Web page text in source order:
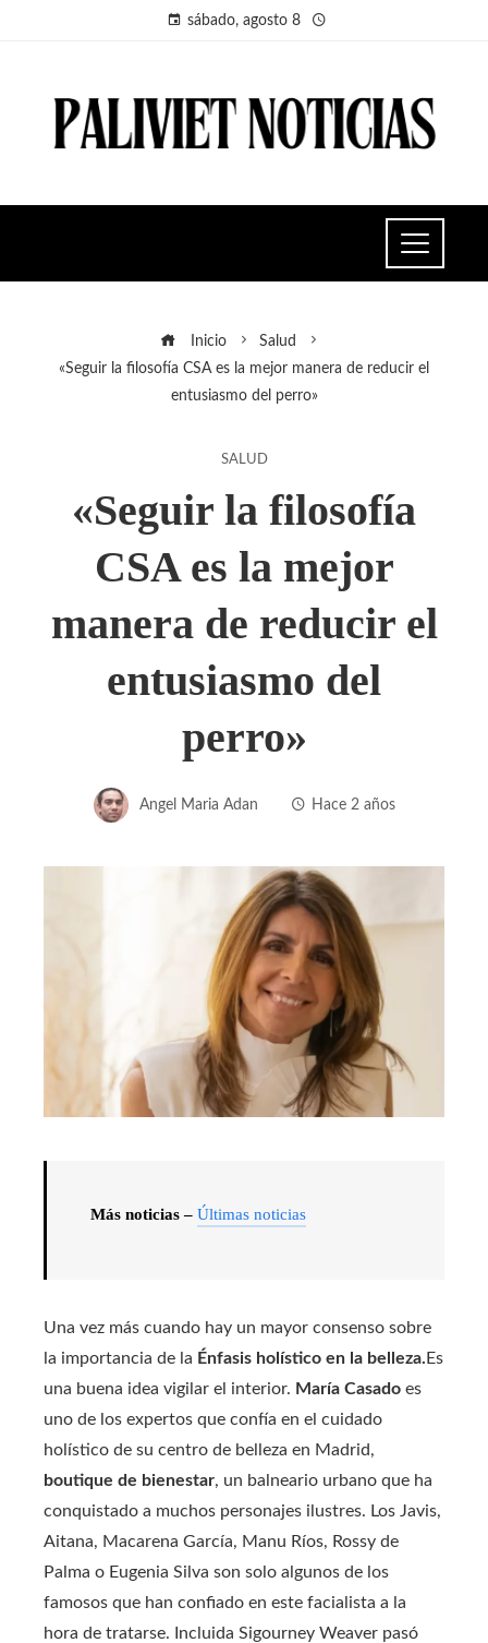
sábado, agosto 8
Inicio
Salud
«Seguir la filosofía CSA es la mejor manera de reducir el
entusiasmo del perro»
SALUD
«Seguir la filosofía
CSA es la mejor
manera de reducir el
entusiasmo del
perro»
Angel Maria Adan Hace 2 años
Más noticias – Últimas noticias
Una vez más cuando hay un mayor consenso sobre
la importancia de la Énfasis holístico en la belleza. Es
una buena idea vigilar el interior. María Casado es
uno de los expertos que confía en el cuidado
holístico de su centro de belleza en Madrid,
boutique de bienestar, un balneario urbano que ha
conquistado a muchos personajes ilustres. Los Javis,
Aitana, Macarena García, Manu Ríos, Rossy de
Palma o Eugenia Silva son solo algunos de los
famosos que han confiado en este facialista a la
hora de tratarse. Incluida Sigourney Weaver pasó